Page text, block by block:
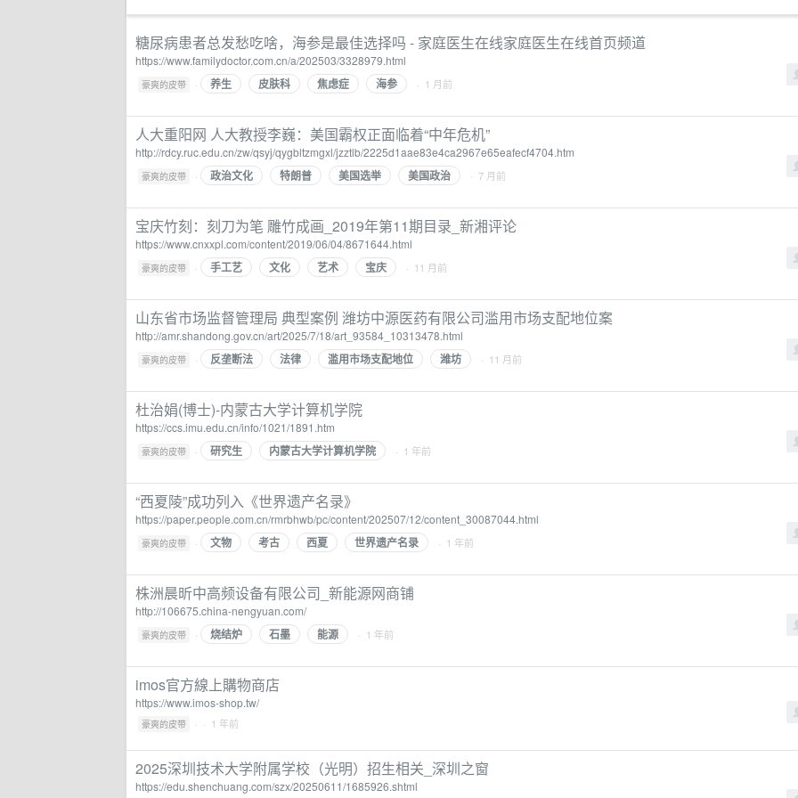
糖尿病患者总发愁吃啥，海参是最佳选择吗 - 家庭医生在线家庭医生在线首页频道
https://www.familydoctor.com.cn/a/202503/3328979.html
豪爽的皮带 · 养生 皮肤科 焦虑症 海参 · 1 月前
人大重阳网 人大教授李巍：美国霸权正面临着“中年危机”
http://rdcy.ruc.edu.cn/zw/qsyj/qygbltzmgxl/jzztlb/2225d1aae83e4ca2967e65eafecf4704.htm
豪爽的皮带 · 政治文化 特朗普 美国选举 美国政治 · 7 月前
宝庆竹刻：刻刀为笔 雕竹成画_2019年第11期目录_新湘评论
https://www.cnxxpl.com/content/2019/06/04/8671644.html
豪爽的皮带 · 手工艺 文化 艺术 宝庆 · 11 月前
山东省市场监督管理局 典型案例 潍坊中源医药有限公司滥用市场支配地位案
http://amr.shandong.gov.cn/art/2025/7/18/art_93584_10313478.html
豪爽的皮带 · 反垄断法 法律 滥用市场支配地位 潍坊 · 11 月前
杜治娟(博士)-内蒙古大学计算机学院
https://ccs.imu.edu.cn/info/1021/1891.htm
豪爽的皮带 · 研究生 内蒙古大学计算机学院 · 1 年前
“西夏陵”成功列入《世界遗产名录》
https://paper.people.com.cn/rmrbhwb/pc/content/202507/12/content_30087044.html
豪爽的皮带 · 文物 考古 西夏 世界遗产名录 · 1 年前
株洲晨昕中高频设备有限公司_新能源网商铺
http://106675.china-nengyuan.com/
豪爽的皮带 · 烧结炉 石墨 能源 · 1 年前
imos官方線上購物商店
https://www.imos-shop.tw/
豪爽的皮带 · · 1 年前
2025深圳技术大学附属学校（光明）招生相关_深圳之窗
https://edu.shenchuang.com/szx/20250611/1685926.shtml